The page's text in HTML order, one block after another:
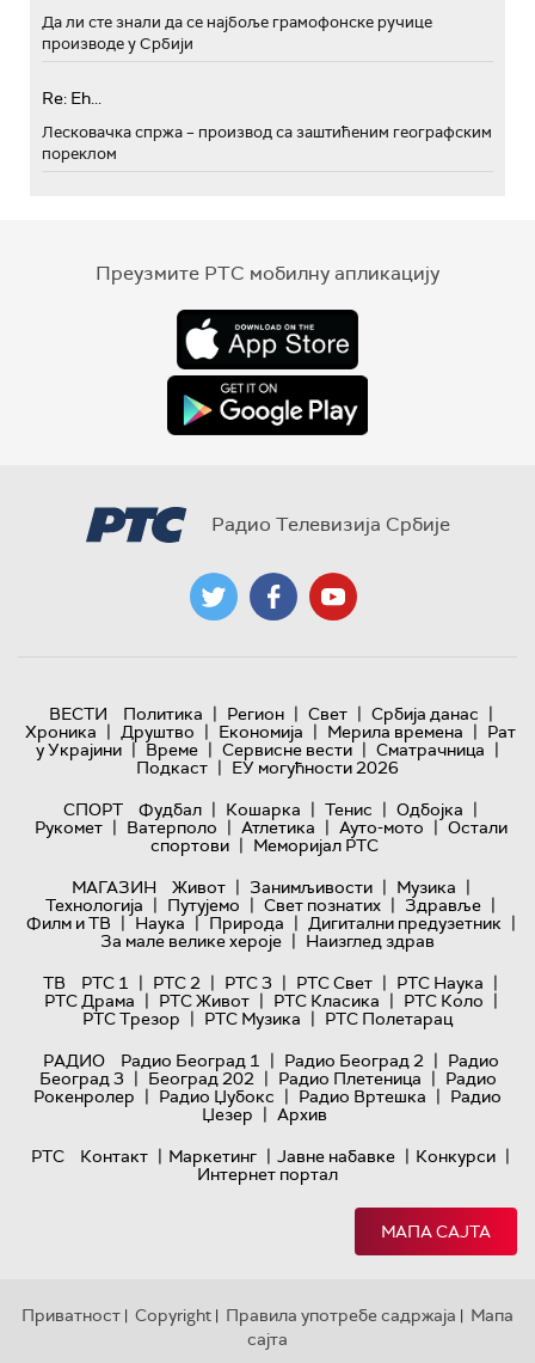
Да ли сте знали да се најбоље грамофонске ручице
производе у Србији
Re: Eh...
Лесковачка спржа – производ са заштићеним географским
пореклом
Преузмите РТС мобилну апликацију
Радио Телевизија Србије
ВЕСТИ Политика | Регион | Свет | Србија данас |
Хроника | Друштво | Економија | Мерила времена | Рат
у Украјини | Време | Сервисне вести | Сматрачница |
Подкаст | ЕУ могућности 2026
СПОРТ
Фудбал | Кошарка | Тенис | Одбојка |
Рукомет | Ватерполо | Атлетика | Ауто-мото | Остали
спортови | Меморијал РТС
МАГАЗИН
Живот | Занимљивости | Музика |
Технологијa | Путујемо | Свет познатих | Здравље |
Филм и ТВ | Наука | Природа | Дигитални предузетник |
За мале велике хероје | Наизглед здрав
ТВ
РТС 1 | РТС 2 | РТС 3 | РТС Свет | РТС Наука |
РТС Драма | РТС Живот | РТС Класика | РТС Коло |
РТС Трезор | РТС Музика | РТС Полетарац
РАДИО
Радио Београд 1 | Радио Београд 2 | Радио
Београд 3 | Београд 202 | Радио Плетеница | Радио
Рокенролер | Радио Џубокс | Радио Вртешка | Радио
Џезер | Архив
РТС
Контакт | Маркетинг | Јавне набавке | Конкурси |
Интернет портал
МАПА САЈТА
Приватност | Copyright | Правила употребе садржаја | Мапа
сајта